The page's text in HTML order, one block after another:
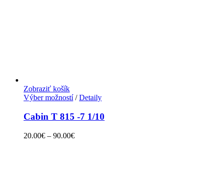
Zobraziť košík
Výber možností/ Detaily
Cabin T 815 -7 1/10
20.00€ – 90.00€